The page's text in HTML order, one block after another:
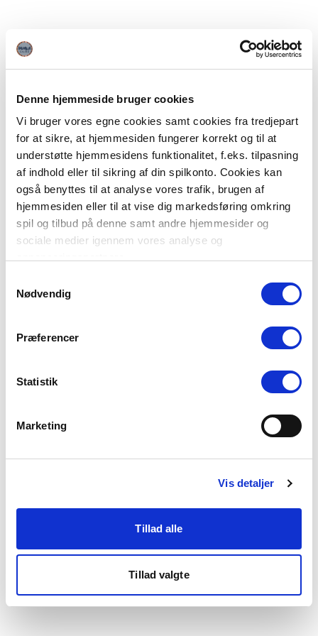
Denne hjemmeside bruger cookies
Vi bruger vores egne cookies samt cookies fra tredjepart
for at sikre, at hjemmesiden fungerer korrekt og til at
understøtte hjemmesidens funktionalitet, f.eks. tilpasning
af indhold eller til sikring af din spilkonto. Cookies kan
også benyttes til at analyse vores trafik, brugen af
hjemmesiden eller til at vise dig markedsføring omkring
spil og tilbud på denne samt andre hjemmesider og
sociale medier igennem vores analyse og
Du kan læse mere om vores brug af cookies under
"Detaljer" eller ved at klikke videre til vores Cookiepolitik,
Nødvendig
Præferencer
Statistik
Marketing
Vis detaljer
Tillad alle
Tillad valgte